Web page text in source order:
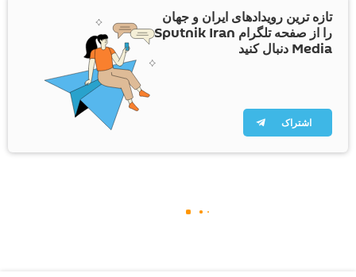
تازه ترین رویدادهای ایران و جهان
را از صفحه تلگرام Sputnik Iran
Media دنبال کنید
اشتراک